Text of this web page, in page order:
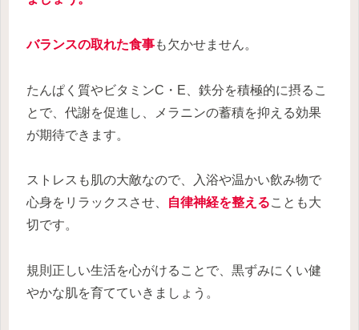
バランスの取れた食事も欠かせません。
たんぱく質やビタミンC・E、鉄分を積極的に摂るこ
とで、代謝を促進し、メラニンの蓄積を抑える効果
が期待できます。
ストレスも肌の大敵なので、入浴や温かい飲み物で
心身をリラックスさせ、
自律神経を整えることも大
切です。
規則正しい生活を心がけることで、黒ずみにくい健
やかな肌を育てていきましょう。